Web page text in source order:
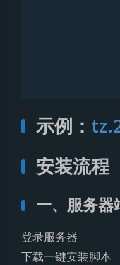
示例：
安装流程
一、服务器
登录服务器
下载一键安装脚本